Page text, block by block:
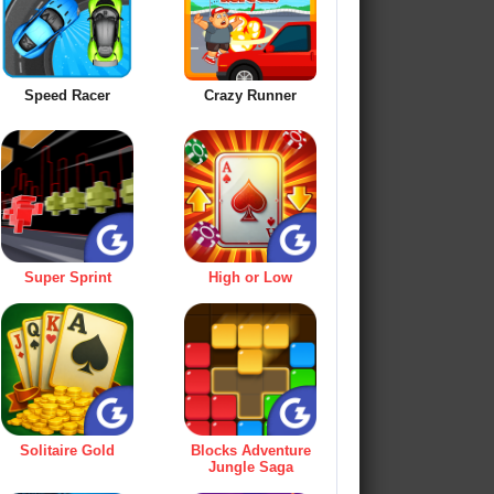
Speed Racer Crazy Runner
Super Sprint High or Low
Solitaire Gold
Blocks Adventure
Jungle Saga